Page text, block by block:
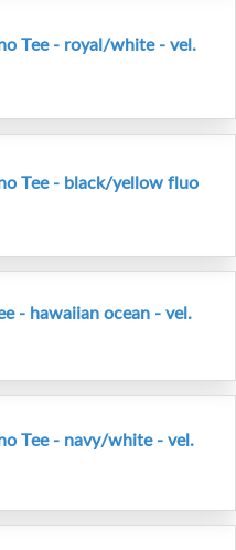
Tee - royal/white - vel.
Tee - black/yellow fluo
- hawaiian ocean - vel.
Tee - navy/white - vel.